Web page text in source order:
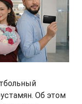
Об этом